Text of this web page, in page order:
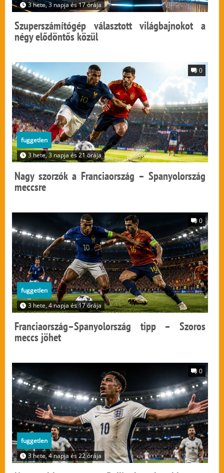
3 hete, 3 napja és 17 órája
Szuperszámítógép választott világbajnokot a
négy elődöntős közül
0
fuggetlen
3 hete, 3 napja és 21 órája
Nagy szorzók a Franciaország – Spanyolország
meccsre
0
fuggetlen
3 hete, 4 napja és 17 órája
Franciaország–Spanyolország tipp – Szoros
meccs jöhet
0
fuggetlen
3 hete, 4 napja és 22 órája